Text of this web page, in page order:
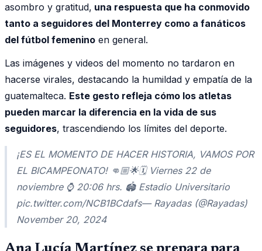
asombro y gratitud, una respuesta que ha conmovido
tanto a seguidores del Monterrey como a fanáticos
del fútbol femenino en general.
Las imágenes y videos del momento no tardaron en
hacerse virales, destacando la humildad y empatía de la
guatemalteca. Este gesto refleja cómo los atletas
pueden marcar la diferencia en la vida de sus
seguidores, trascendiendo los límites del deporte.
¡ES EL MOMENTO DE HACER HISTORIA, VAMOS POR
EL BICAMPEONATO! 👊🏼🌟🗓 Viernes 22 de
noviembre ⌚ 20:06 hrs. 🏟️ Estadio Universitario
pic.twitter.com/NCB1BCdafs— Rayadas (@Rayadas)
November 20, 2024